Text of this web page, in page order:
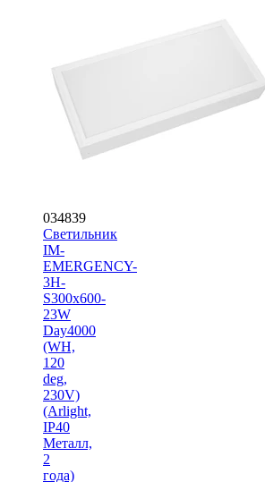
034839
Светильник
IM-
EMERGENCY-
3H-
S300x600-
23W
Day4000
(WH,
120
deg,
230V)
(Arlight,
IP40
Металл,
2
года)